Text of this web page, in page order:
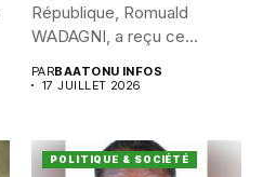
République, Romuald
WADAGNI, a reçu ce
PARBAATONU INFOS
17 JUILLET 2026
POLITIQUE & SOCIÉTÉ